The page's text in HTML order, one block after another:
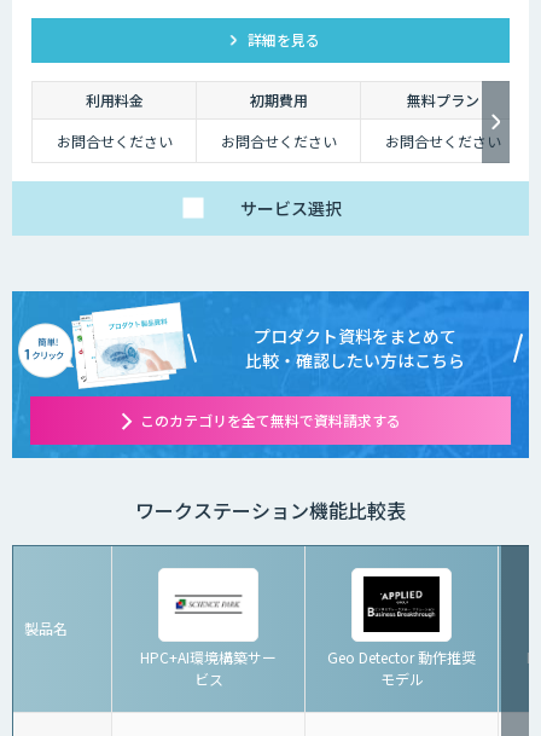
詳細を見る
利用料金 初期費用
無料プラン
お問合せください
お問合せください お問合せください
サービス選択
プロダクト資料をまとめて
比較・確認したい方はこちら
このカテゴリを全て無料で資料請求する
ワークステーション機能比較表
製品名
HPC+AI環境構築サー
ビス
Geo Detector 動作推奨
モデル